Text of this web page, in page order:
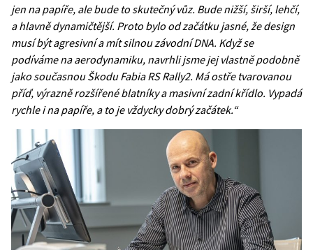
jen na papíře, ale bude to skutečný vůz. Bude nižší, širší, lehčí,
a hlavně dynamičtější. Proto bylo od začátku jasné, že design
musí být agresivní a mít silnou závodní DNA. Když se
podíváme na aerodynamiku, navrhli jsme jej vlastně podobně
jako současnou Škodu Fabia RS Rally2. Má ostře tvarovanou
příď, výrazně rozšířené blatníky a masivní zadní křídlo. Vypadá
rychle i na papíře, a to je vždycky dobrý začátek.“